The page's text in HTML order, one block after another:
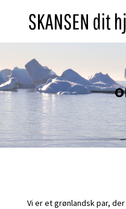
Vi er et grønlandsk par,